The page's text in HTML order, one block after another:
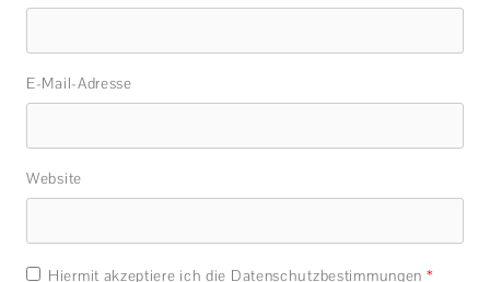
E-Mail-Adresse
Website
Hiermit akzeptiere ich die Datenschutzbestimmungen *